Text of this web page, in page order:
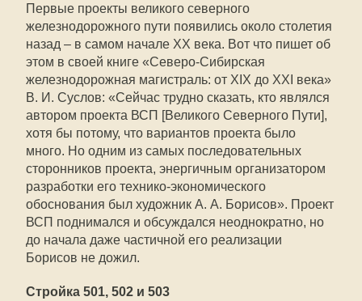
Первые проекты великого северного
железнодорожного пути появились около столетия
назад – в самом начале XX века. Вот что пишет об
этом в своей книге «Северо-Сибирская
железнодорожная магистраль: от XIX до XXI века»
В. И. Суслов: «Сейчас трудно сказать, кто являлся
автором проекта ВСП [Великого Северного Пути],
хотя бы потому, что вариантов проекта было
много. Но одним из самых последовательных
сторонников проекта, энергичным организатором
разработки его технико-экономического
обоснования был художник А. А. Борисов». Проект
ВСП поднимался и обсуждался неоднократно, но
до начала даже частичной его реализации
Борисов не дожил.
Стройка 501, 502 и 503